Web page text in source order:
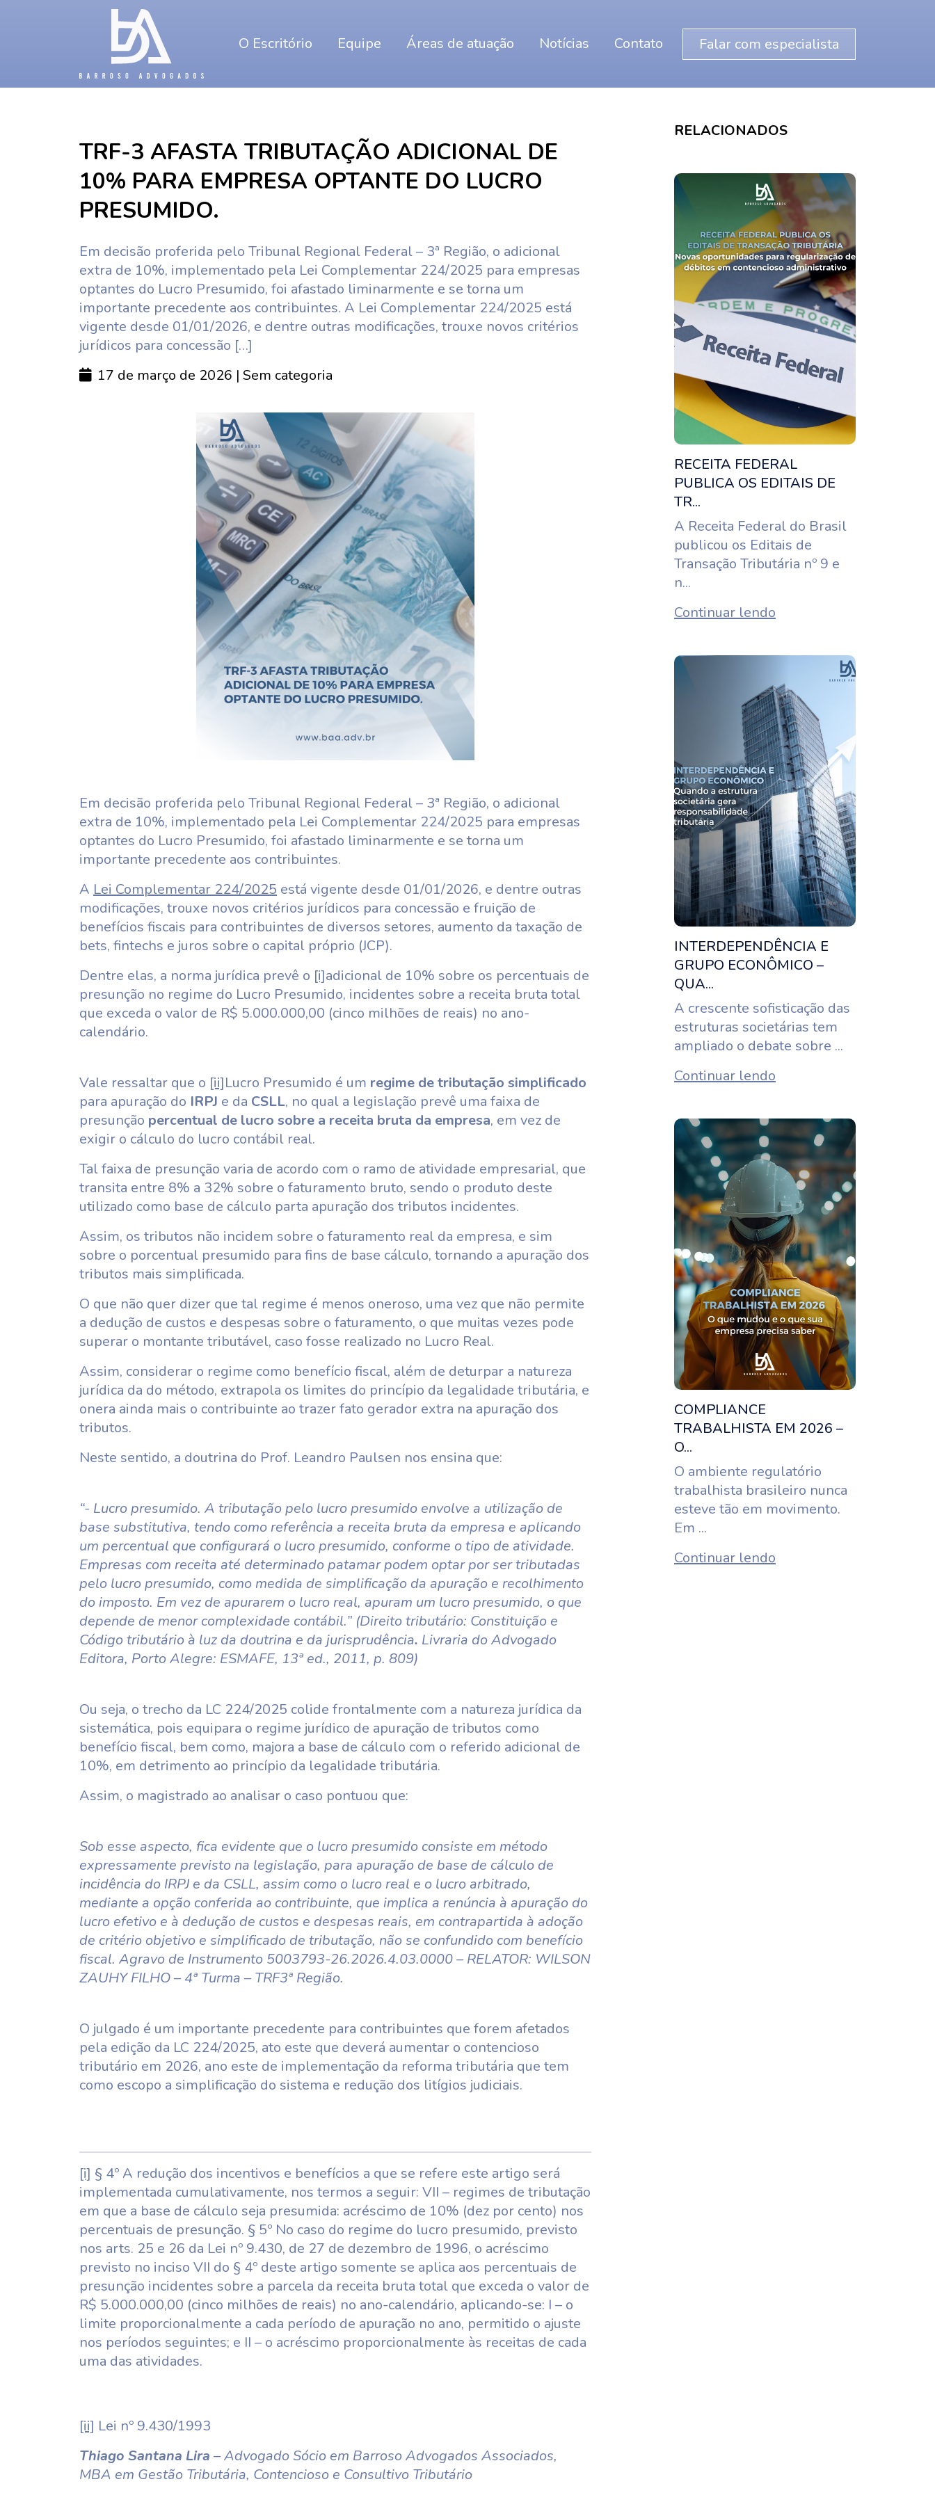
O Escritório Equipe Áreas de atuação Notícias Contato Falar com especialista
TRF-3 AFASTA TRIBUTAÇÃO ADICIONAL DE
10% PARA EMPRESA OPTANTE DO LUCRO
PRESUMIDO.
Em decisão proferida pelo Tribunal Regional Federal – 3ª Região, o adicional
extra de 10%, implementado pela Lei Complementar 224/2025 para empresas
optantes do Lucro Presumido, foi afastado liminarmente e se torna um
importante precedente aos contribuintes. A Lei Complementar 224/2025 está
vigente desde 01/01/2026, e dentre outras modificações, trouxe novos critérios
jurídicos para concessão […]
17 de março de 2026 | Sem categoria
Em decisão proferida pelo Tribunal Regional Federal – 3ª Região, o adicional
extra de 10%, implementado pela Lei Complementar 224/2025 para empresas
optantes do Lucro Presumido, foi afastado liminarmente e se torna um
importante precedente aos contribuintes.
A Lei Complementar 224/2025 está vigente desde 01/01/2026, e dentre outras
modificações, trouxe novos critérios jurídicos para concessão e fruição de
benefícios fiscais para contribuintes de diversos setores, aumento da taxação de
bets, fintechs e juros sobre o capital próprio (JCP).
Dentre elas, a norma jurídica prevê o [i]adicional de 10% sobre os percentuais de
presunção no regime do Lucro Presumido, incidentes sobre a receita bruta total
que exceda o valor de R$ 5.000.000,00 (cinco milhões de reais) no ano-
calendário.
Vale ressaltar que o [ii]Lucro Presumido é um regime de tributação simplificado
para apuração do IRPJ e da CSLL, no qual a legislação prevê uma faixa de
presunção percentual de lucro sobre a receita bruta da empresa, em vez de
exigir o cálculo do lucro contábil real.
Tal faixa de presunção varia de acordo com o ramo de atividade empresarial, que
transita entre 8% a 32% sobre o faturamento bruto, sendo o produto deste
utilizado como base de cálculo parta apuração dos tributos incidentes.
Assim, os tributos não incidem sobre o faturamento real da empresa, e sim
sobre o porcentual presumido para fins de base cálculo, tornando a apuração dos
tributos mais simplificada.
O que não quer dizer que tal regime é menos oneroso, uma vez que não permite
a dedução de custos e despesas sobre o faturamento, o que muitas vezes pode
superar o montante tributável, caso fosse realizado no Lucro Real.
Assim, considerar o regime como benefício fiscal, além de deturpar a natureza
jurídica da do método, extrapola os limites do princípio da legalidade tributária, e
onera ainda mais o contribuinte ao trazer fato gerador extra na apuração dos
tributos.
Neste sentido, a doutrina do Prof. Leandro Paulsen nos ensina que:
“- Lucro presumido. A tributação pelo lucro presumido envolve a utilização de
base substitutiva, tendo como referência a receita bruta da empresa e aplicando
um percentual que configurará o lucro presumido, conforme o tipo de atividade.
Empresas com receita até determinado patamar podem optar por ser tributadas
pelo lucro presumido, como medida de simplificação da apuração e recolhimento
do imposto. Em vez de apurarem o lucro real, apuram um lucro presumido, o que
depende de menor complexidade contábil.” (Direito tributário: Constituição e
Código tributário à luz da doutrina e da jurisprudência. Livraria do Advogado
Editora, Porto Alegre: ESMAFE, 13ª ed., 2011, p. 809)
Ou seja, o trecho da LC 224/2025 colide frontalmente com a natureza jurídica da
sistemática, pois equipara o regime jurídico de apuração de tributos como
benefício fiscal, bem como, majora a base de cálculo com o referido adicional de
10%, em detrimento ao princípio da legalidade tributária.
Assim, o magistrado ao analisar o caso pontuou que:
Sob esse aspecto, fica evidente que o lucro presumido consiste em método
expressamente previsto na legislação, para apuração de base de cálculo de
incidência do IRPJ e da CSLL, assim como o lucro real e o lucro arbitrado,
mediante a opção conferida ao contribuinte, que implica a renúncia à apuração do
lucro efetivo e à dedução de custos e despesas reais, em contrapartida à adoção
de critério objetivo e simplificado de tributação, não se confundido com benefício
fiscal. Agravo de Instrumento 5003793-26.2026.4.03.0000 – RELATOR: WILSON
ZAUHY FILHO – 4ª Turma – TRF3ª Região.
O julgado é um importante precedente para contribuintes que forem afetados
pela edição da LC 224/2025, ato este que deverá aumentar o contencioso
tributário em 2026, ano este de implementação da reforma tributária que tem
como escopo a simplificação do sistema e redução dos litígios judiciais.
[i] § 4º A redução dos incentivos e benefícios a que se refere este artigo será
implementada cumulativamente, nos termos a seguir: VII – regimes de tributação
em que a base de cálculo seja presumida: acréscimo de 10% (dez por cento) nos
percentuais de presunção. § 5º No caso do regime do lucro presumido, previsto
nos arts. 25 e 26 da Lei nº 9.430, de 27 de dezembro de 1996, o acréscimo
previsto no inciso VII do § 4º deste artigo somente se aplica aos percentuais de
presunção incidentes sobre a parcela da receita bruta total que exceda o valor de
R$ 5.000.000,00 (cinco milhões de reais) no ano-calendário, aplicando-se: I – o
limite proporcionalmente a cada período de apuração no ano, permitido o ajuste
nos períodos seguintes; e II – o acréscimo proporcionalmente às receitas de cada
uma das atividades.
[ii] Lei nº 9.430/1993
Thiago Santana Lira – Advogado Sócio em Barroso Advogados Associados,
MBA em Gestão Tributária, Contencioso e Consultivo Tributário
RELACIONADOS
RECEITA FEDERAL
PUBLICA OS EDITAIS DE
TR...
A Receita Federal do Brasil
publicou os Editais de
Transação Tributária nº 9 e
n...
Continuar lendo
INTERDEPENDÊNCIA E
GRUPO ECONÔMICO –
QUA...
A crescente sofisticação das
estruturas societárias tem
ampliado o debate sobre ...
Continuar lendo
COMPLIANCE
TRABALHISTA EM 2026 –
O...
O ambiente regulatório
trabalhista brasileiro nunca
esteve tão em movimento.
Em ...
Continuar lendo